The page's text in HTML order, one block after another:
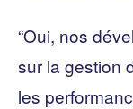
“Oui, nos
sur la gestion
les